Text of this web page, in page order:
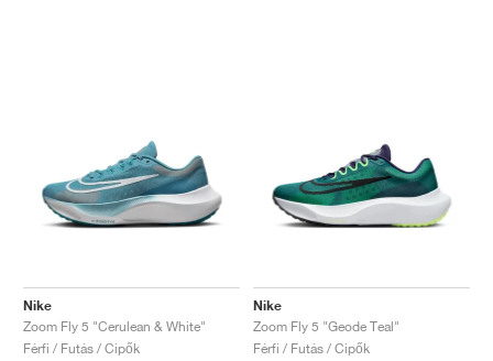
Nike
Zoom Fly 5 "Cerulean & White"
Férfi / Futás / Cipők
Nike
Zoom Fly 5 "Geode Teal"
Férfi / Futás / Cipők